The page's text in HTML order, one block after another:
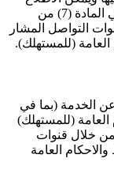
على الرسوم المطبقة بخصوص الإنهاء في المادة (7) من
التواصل المشار
الخدمة (بما في
(للمستهلك)
خلال قنوات
30 من الشروط والاحكام العامة